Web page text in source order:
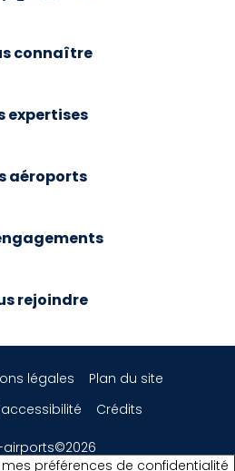
connaître
expertises
aéroports
rejoindre
légales
Plan du site
Crédits
mes préférences de confidentialité